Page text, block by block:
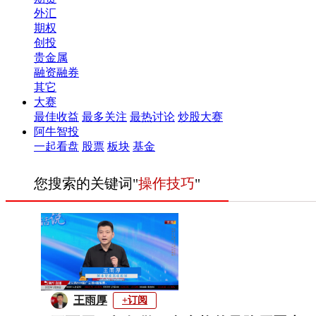
外汇
期权
创投
贵金属
融资融券
其它
大赛
最佳收益 最多关注 最热讨论 炒股大赛
阿牛智投
一起看盘 股票 板块 基金
您搜索的关键词"操作技巧"
王雨厚 +订阅